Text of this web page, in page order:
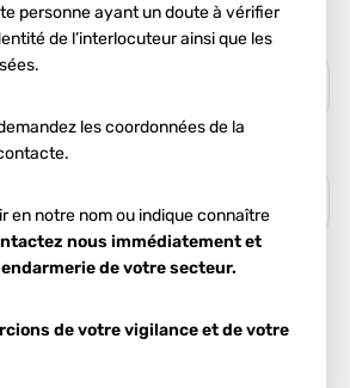
personne ayant un doute à vérifier
de l’interlocuteur ainsi que les
les coordonnées de la
en notre nom ou indique connaître
nous immédiatement et
de votre secteur.
de votre vigilance et de votre
nous permettent d'estimer votre